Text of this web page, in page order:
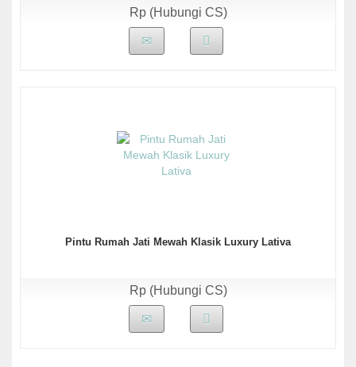
Rp (Hubungi CS)
Pintu Rumah Jati Mewah Klasik Luxury Lativa
Rp (Hubungi CS)